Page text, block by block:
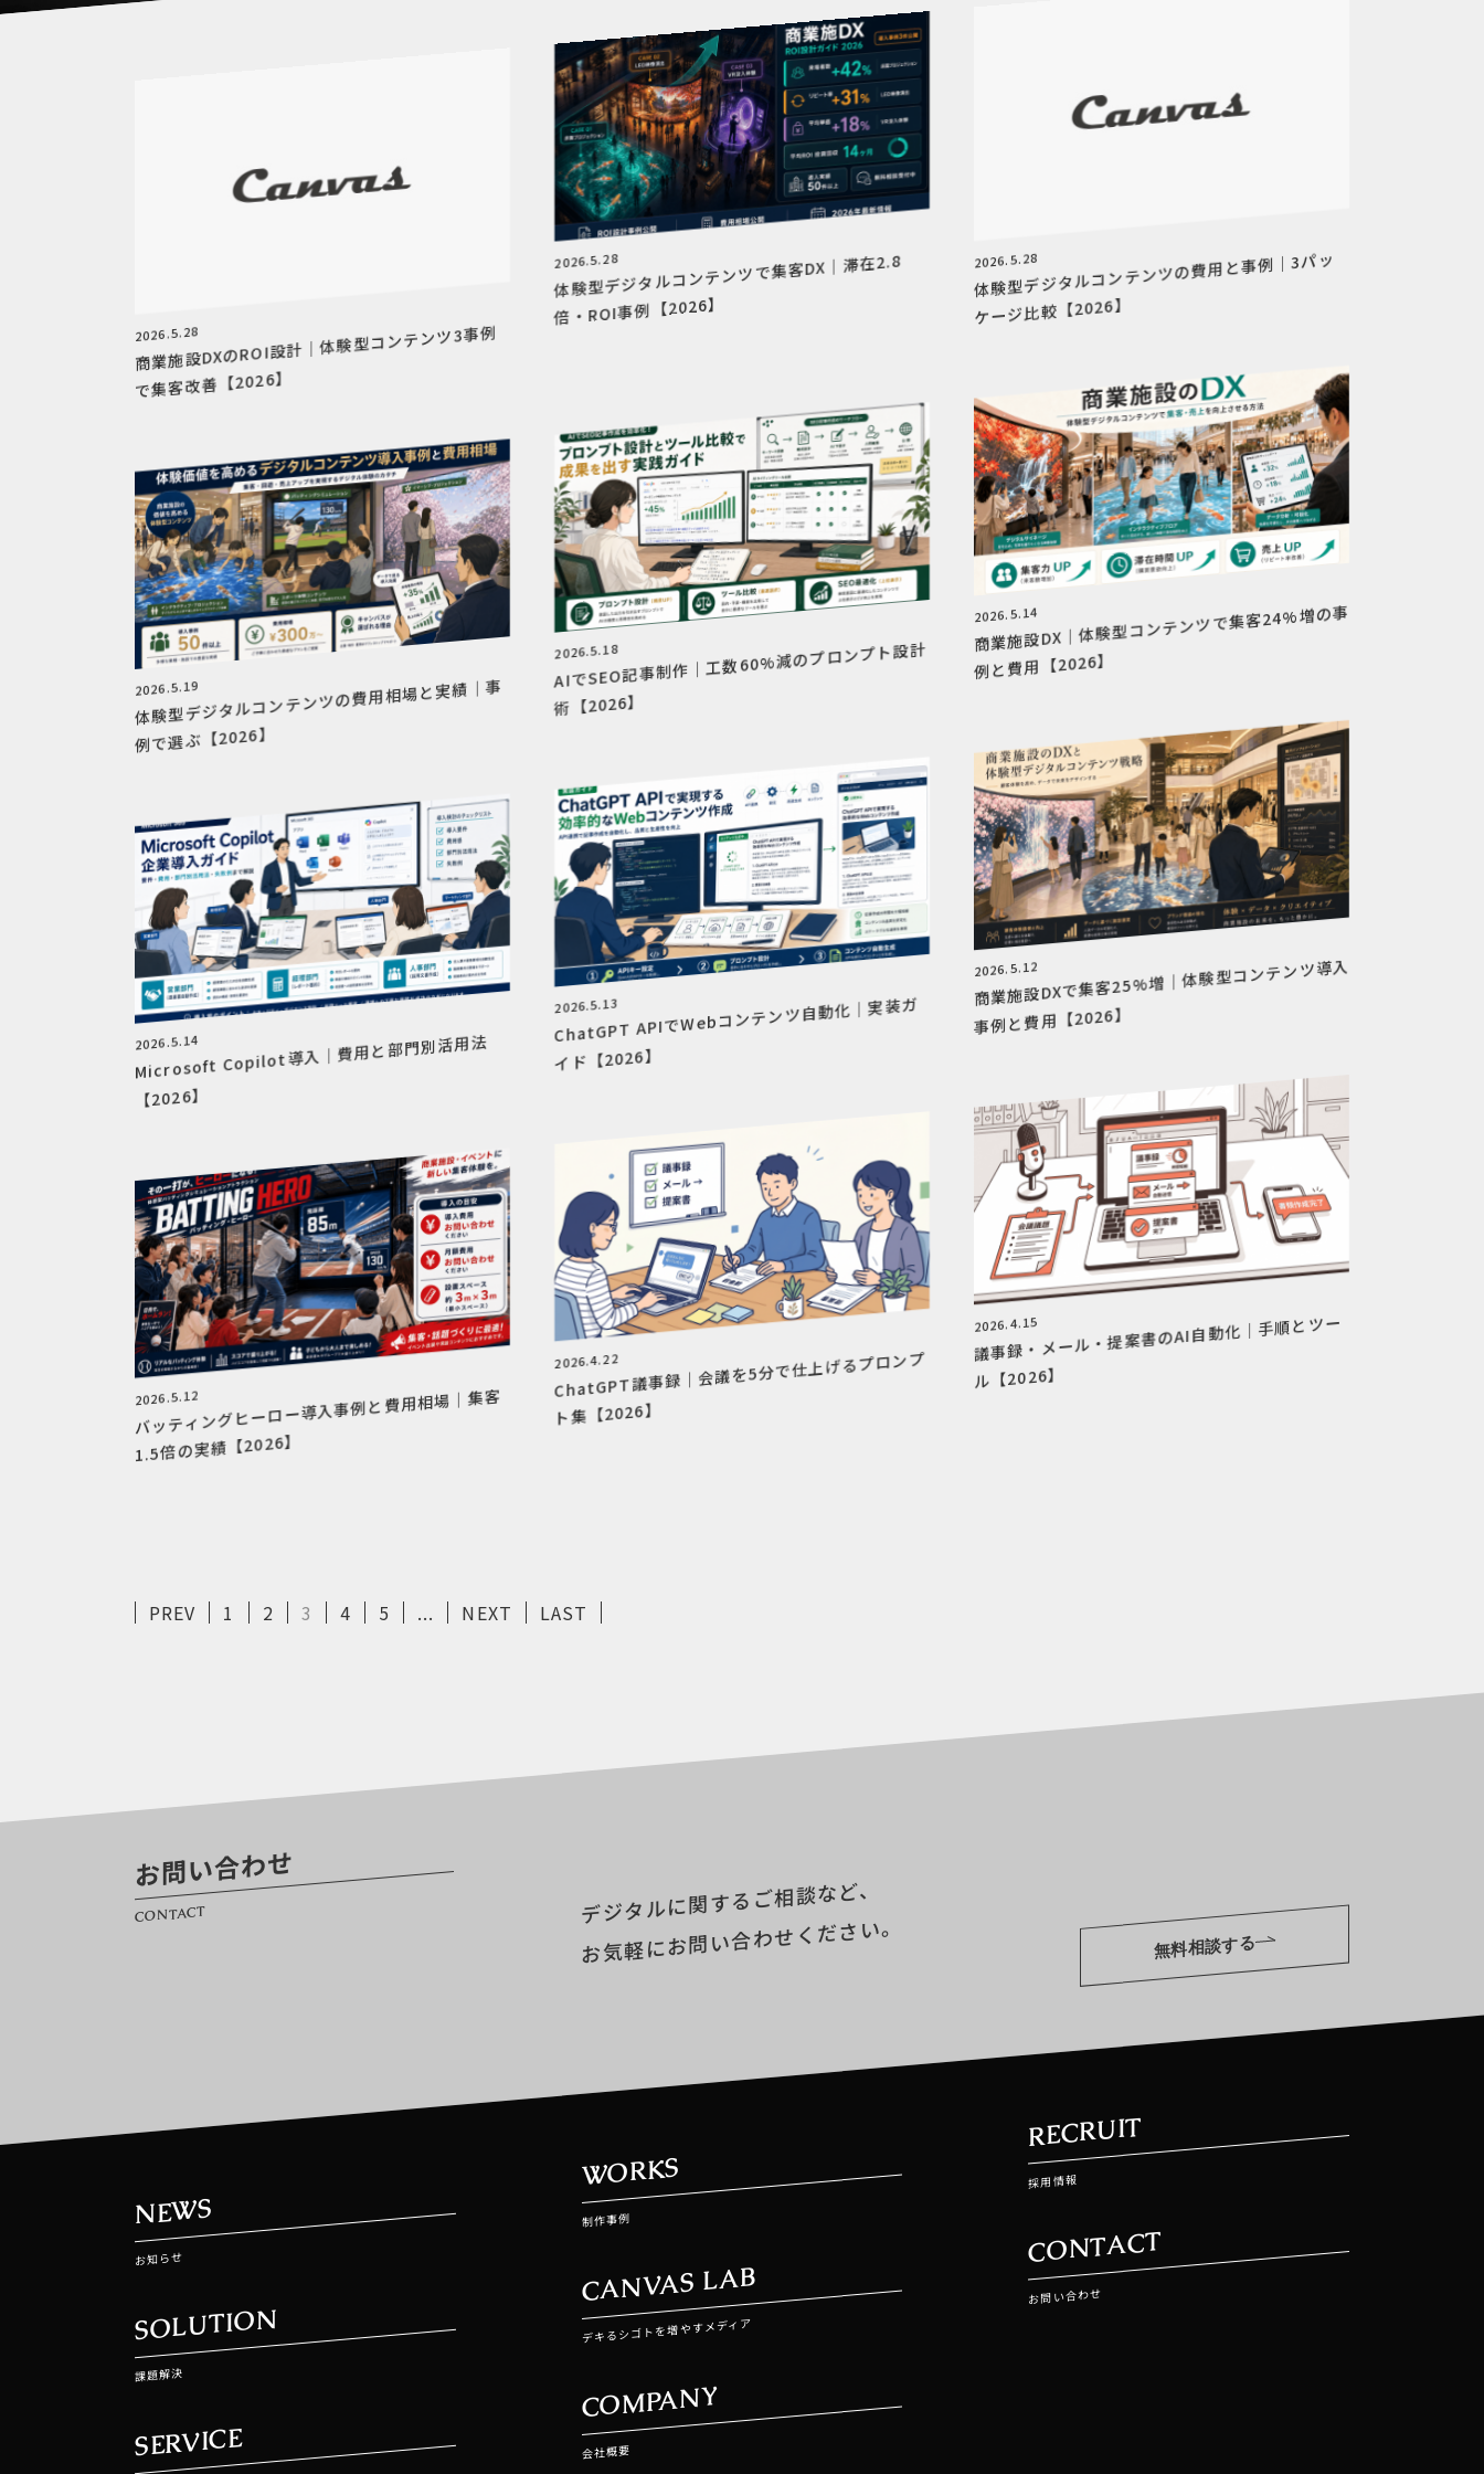
2026.5.28
商業施設DXのROI設計｜体験型コンテンツ3事例
で集客改善【2026】
2026.5.28
体験型デジタルコンテンツで集客DX｜滞在2.8
倍・ROI事例【2026】
2026.5.28
体験型デジタルコンテンツの費用と事例｜3パッ
ケージ比較【2026】
2026.5.19
体験型デジタルコンテンツの費用相場と実績｜事
例で選ぶ【2026】
2026.5.18
AIでSEO記事制作｜工数60%減のプロンプト設計
術【2026】
2026.5.14
商業施設DX｜体験型コンテンツで集客24%増の事
例と費用【2026】
2026.5.14
Microsoft Copilot導入｜費用と部門別活用法
【2026】
2026.5.13
ChatGPT APIでWebコンテンツ自動化｜実装ガ
イド【2026】
2026.5.12
商業施設DXで集客25%増｜体験型コンテンツ導入
事例と費用【2026】
2026.5.12
バッティングヒーロー導入事例と費用相場｜集客
1.5倍の実績【2026】
2026.4.22
ChatGPT議事録｜会議を5分で仕上げるプロンプ
ト集【2026】
2026.4.15
議事録・メール・提案書のAI自動化｜手順とツー
ル【2026】
PREV 1 2 3 4 5 ... NEXT LAST
お問い合わせ
CONTACT デジタルに関するご相談など、
お気軽にお問い合わせください。 無料相談する
NEWS
お知らせ
SOLUTION
課題解決
SERVICE
WORKS
制作事例
CANVAS LAB
デキるシゴトを増やすメディア
COMPANY
会社概要
RECRUIT
採用情報
CONTACT
お問い合わせ